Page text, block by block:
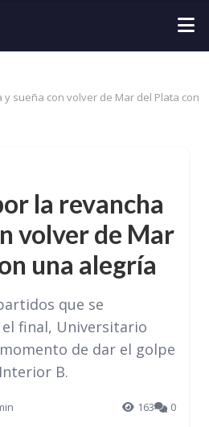
sueña con volver de Mar del Plata con
la revancha
volver de Mar
una alegría
que se
final, Universitario
de dar el golpe
B.
163 0